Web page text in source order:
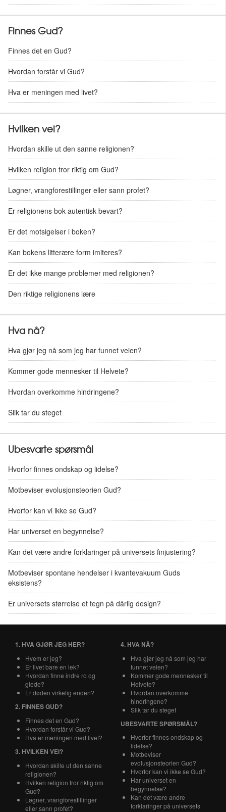
Finnes Gud?
Finnes det en Gud?
Hvordan forstår vi Gud?
Hva er meningen med livet?
Hvilken vei?
Hvordan skille ut den sanne religionen?
Hvilken religion tror riktig om Gud?
Løgner, vrangforestillinger eller sann profet?
Er religionens bok autentisk bevart?
Er det motsigelser i boken?
Kan bokens litterære form imiteres?
Er det ikke mange problemer med religionen?
Den riktige religionens lære
Hva nå?
Hva gjør jeg nå som jeg har funnet veien?
Kommer gode mennesker til Helvete?
Hvordan overkomme hindringene?
Slik tar du steget
Ubesvarte spørsmål
Hvorfor finnes ondskap og lidelse?
Motbeviser evolusjonsteorien Gud?
Hvorfor kan vi ikke se Gud?
Har universet en begynnelse?
Kan det være andre forklaringer på universets finjustering?
Motbeviser spontane hendelser i kvantevakuum Guds
eksistens?
Er universets størrelse et tegn på dårlig design?
1. HVA GJØR JEG HER?
Hvem er jeg?
Er livet bare en lek?
Hvordan finne indre ro og
glede?
Er døden virkelig enden?
2. FINNES GUD?
Finnes det en Gud?
Hvordan forstår vi Gud?
Hva er meningen med livet?
3. HVILKEN VEI?
Hvordan skille ut den sanne
religionen?
Hvilken religion tror riktig om
Gud?
Løgner, vrangforestillinger
eller sann profet?
4. HVA NÅ?
Hva gjør jeg nå som jeg har
funnet veien?
Kommer gode mennesker til
Helvete?
Hvordan overkomme
hindringene?
Slik tar du steget
UBESVARTE SPØRSMÅL?
Hvorfor finnes ondskap og
lidelse?
Motbeviser
evolusjonsteorien Gud?
Hvorfor kan vi ikke se Gud?
Har universet en
begynnelse?
Kan det være andre
forklaringer på universets